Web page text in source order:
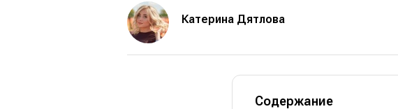
Катерина Дятлова
Содержание